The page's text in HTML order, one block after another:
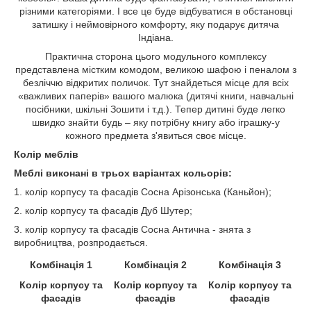
різними категоріями. І все це буде відбуватися в обстановці
затишку і неймовірного комфорту, яку подарує дитяча
Індіана.
Практична сторона цього модульного комплексу
представлена містким комодом, великою шафою і пеналом з
безліччю відкритих поличок. Тут знайдеться місце для всіх
«важливих паперів» вашого малюка (дитячі книги, навчальні
посібники, шкільні Зошити і т.д.). Тепер дитині буде легко
швидко знайти будь – яку потрібну книгу або іграшку-у
кожного предмета з'явиться своє місце.
Колір меблів
Меблі виконані в трьох варіантах кольорів:
1. колір корпусу та фасадів Сосна Арізонська (Каньйон);
2. колір корпусу та фасадів Дуб Шутер;
3. колір корпусу та фасадів Сосна Антична - знята з
виробництва, розпродається.
Комбінація 1
Комбінація 2
Комбінація 3
Колір корпусу та
фасадів
Колір корпусу та
фасадів
Колір корпусу та
фасадів